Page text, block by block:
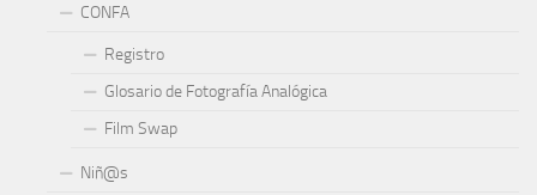
CONFA
Registro
Glosario de Fotografía Analógica
Film Swap
Niñ@s